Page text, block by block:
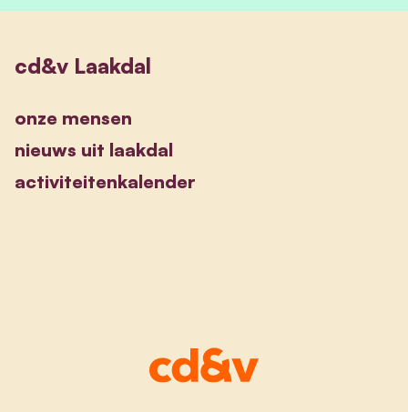
cd&v Laakdal
onze mensen
nieuws uit laakdal
activiteitenkalender